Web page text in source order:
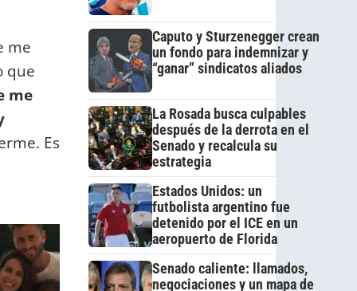
me
que
me
Es
Caputo y Sturzenegger crean
un fondo para indemnizar y
“ganar” sindicatos aliados
La Rosada busca culpables
después de la derrota en el
Senado y recalcula su
estrategia
Estados Unidos: un
futbolista argentino fue
detenido por el ICE en un
aeropuerto de Florida
Senado caliente: llamados,
negociaciones y un mapa de